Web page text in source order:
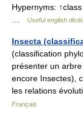
Hypernyms:
Useful english
Insecta
(classification
présenter un
encore Insectes),
les relations
Français